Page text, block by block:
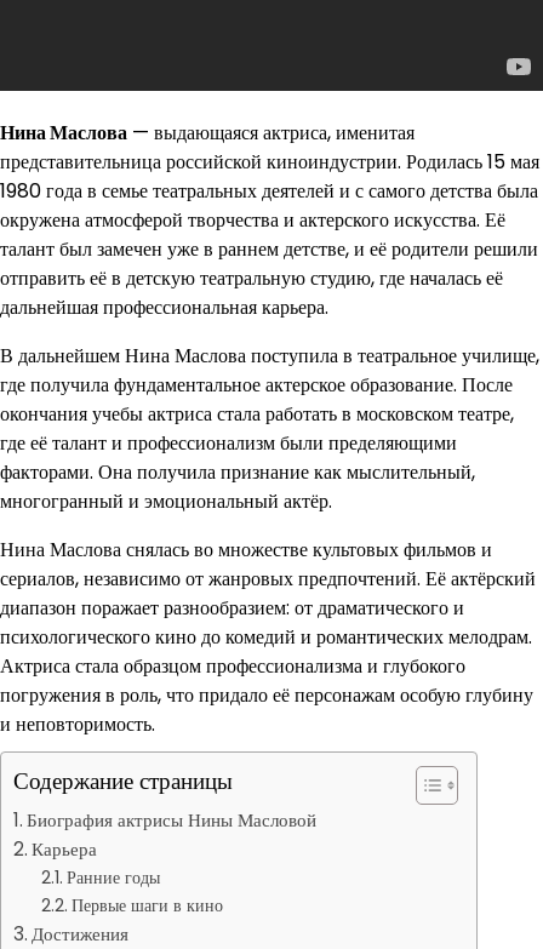
Нина Маслова — выдающаяся актриса, именитая
представительница российской киноиндустрии. Родилась 15 мая
1980 года в семье театральных деятелей и с самого детства была
окружена атмосферой творчества и актерского искусства. Её
талант был замечен уже в раннем детстве, и её родители решили
отправить её в детскую театральную студию, где началась её
дальнейшая профессиональная карьера.
В дальнейшем Нина Маслова поступила в театральное училище,
где получила фундаментальное актерское образование. После
окончания учебы актриса стала работать в московском театре,
где её талант и профессионализм были пределяющими
факторами. Она получила признание как мыслительный,
многогранный и эмоциональный актёр.
Нина Маслова снялась во множестве культовых фильмов и
сериалов, независимо от жанровых предпочтений. Её актёрский
диапазон поражает разнообразием: от драматического и
психологического кино до комедий и романтических мелодрам.
Актриса стала образцом профессионализма и глубокого
погружения в роль, что придало её персонажам особую глубину
и неповторимость.
Содержание страницы
Биография актрисы Нины Масловой
Карьера
Ранние годы
Первые шаги в кино
Достижения